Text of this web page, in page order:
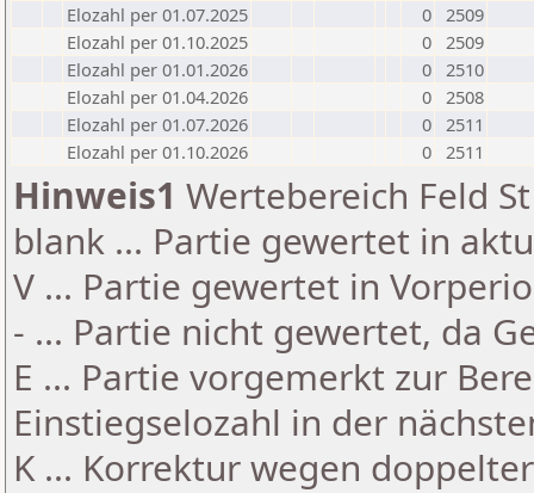
Elozahl per 01.07.2025
0 2509
Elozahl per 01.10.2025
0 2509
Elozahl per 01.01.2026
0 2510
Elozahl per 01.04.2026
0 2508
Elozahl per 01.07.2026
0 2511
Elozahl per 01.10.2026
0 2511
Hinweis1 Wertebereich Feld
blank ... Partie gewertet in
V ... Partie gewertet in
- ... Partie nicht gewertet, da
E ... Partie vorgemerkt zur
Einstiegselozahl in der
K ... Korrektur wegen